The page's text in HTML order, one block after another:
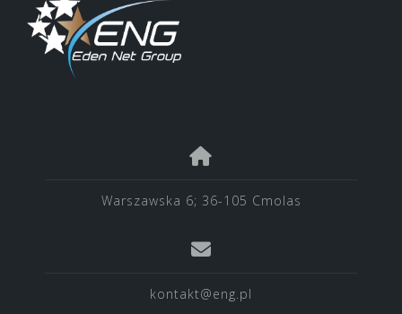
Warszawska 6; 36-105 Cmolas
kontakt@eng.pl